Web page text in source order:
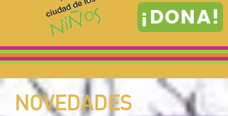
¡DONA!
NOVEDADES